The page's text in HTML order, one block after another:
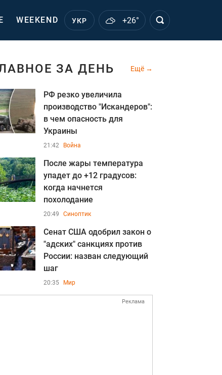
WEEKEND УКР +26°
ЗА ДЕНЬ Ещё
РФ резко увеличила
производство "Искандеров":
в чем опасность для
Украины
21:42 Война
После жары температура
упадет до +12 градусов:
когда начнется
похолодание
20:49 Синоптик
Сенат США одобрил закон о
"адских" санкциях против
России: назван следующий
шаг
20:35 Мир
Реклама